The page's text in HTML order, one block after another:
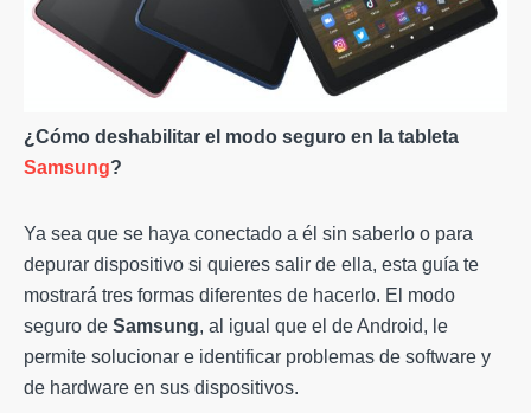
¿Cómo deshabilitar el modo seguro en la tableta
Samsung?
Ya sea que se haya conectado a él sin saberlo o para
depurar dispositivo si quieres salir de ella, esta guía te
mostrará tres formas diferentes de hacerlo. El modo
seguro de Samsung, al igual que el de Android, le
permite solucionar e identificar problemas de software y
de hardware en sus dispositivos.